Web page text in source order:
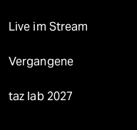
Live im Stream
Vergangene
taz lab 2027